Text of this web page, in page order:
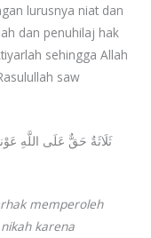
lurusnya niat dan
dan penuhilaj hak
sehingga Allah
saw
memperoleh
karena